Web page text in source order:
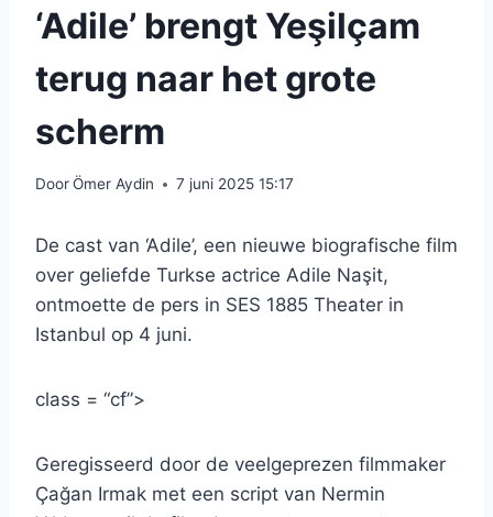
‘Adile’ brengt Yeşilçam
terug naar het grote
scherm
DoorÖmer Aydin 7 juni 2025 15:17
De cast van ‘Adile’, een nieuwe biografische film
over geliefde Turkse actrice Adile Naşit,
ontmoette de pers in SES 1885 Theater in
Istanbul op 4 juni.
class = “cf”>
Geregisseerd door de veelgeprezen filmmaker
Çağan Irmak met een script van Nermin